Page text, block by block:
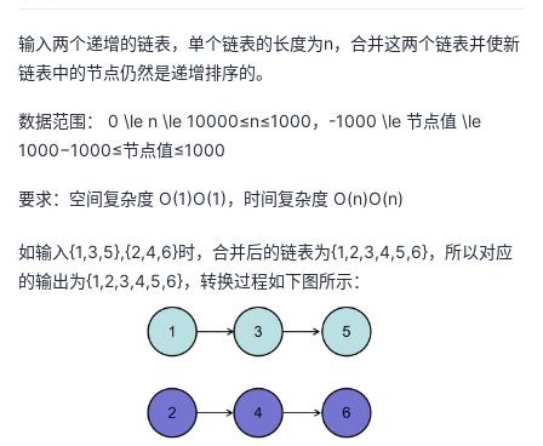
我
的
博
客
我
的
论
我
的
我
输入两个递增的链表，单个链表的长度为n，合并这两个链表并使新
链表中的节点仍然是递增排序的。
数据范围： 0 \le n \le 10000≤n≤1000，-1000 \le 节点值 \le
1000−1000≤节点值≤1000
要求：空间复杂度 O(1)O(1)，时间复杂度 O(n)O(n)
如输入{1,3,5},{2,4,6}时，合并后的链表为{1,2,3,4,5,6}，所以对应
的输出为{1,2,3,4,5,6}，转换过程如下图所示：